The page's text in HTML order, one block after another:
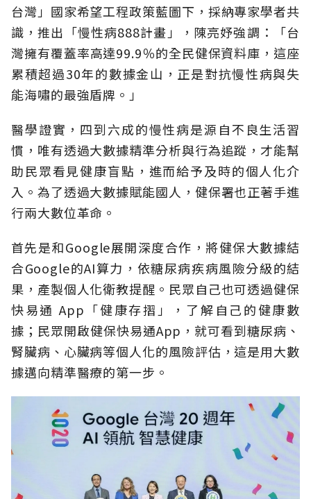
台灣」國家希望工程政策藍圖下，採納專家學者共
識，推出「慢性病888計畫」，陳亮妤強調：「台
灣擁有覆蓋率高達99.9％的全民健保資料庫，這座
累積超過30年的數據金山，正是對抗慢性病與失
能海嘯的最強盾牌。」
醫學證實，四到六成的慢性病是源自不良生活習
慣，唯有透過大數據精準分析與行為追蹤，才能幫
助民眾看見健康盲點，進而給予及時的個人化介
入。為了透過大數據賦能國人，健保署也正著手進
行兩大數位革命。
首先是和Google展開深度合作，將健保大數據結
合Google的AI算力，依糖尿病疾病風險分級的結
果，產製個人化衛教提醒。民眾自己也可透過健保
快易通 App「健康存摺」，了解自己的健康數
據；民眾開啟健保快易通App，就可看到糖尿病、
腎臟病、心臟病等個人化的風險評估，這是用大數
據邁向精準醫療的第一步。